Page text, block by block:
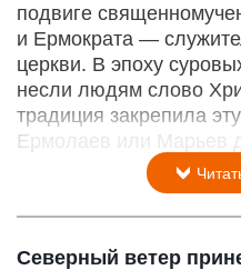
подвиге
и Ермократа —
церкви. В эпоху
несли людям слово
традиция закрепила
Ермолаев или Марьев
Северный ветер